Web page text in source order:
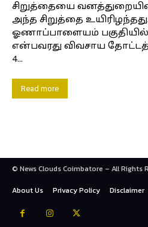
சிறுத்தையை
அந்த சிறுத்தை
ஓணாப்பாளையம்
என்பவரது விவசாய
4...
Read more
© News Clouds Coimbatore – All Rights
About Us
Privacy Policy Disclaimer